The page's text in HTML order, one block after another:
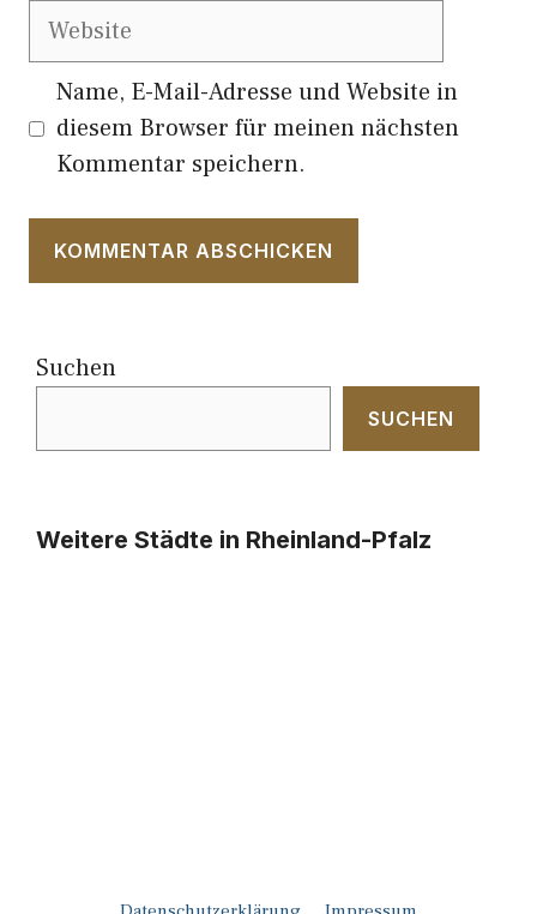
Website
Name, E-Mail-Adresse und Website in
diesem Browser für meinen nächsten
Kommentar speichern.
Suchen
SUCHEN
Weitere Städte in Rheinland-Pfalz